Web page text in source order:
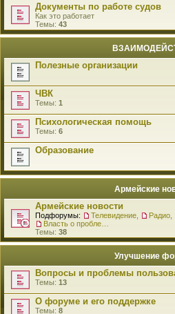
Документы по работе судов
Как это работает
Темы: 43
Полезные организации
ЧВК
Темы: 1
Психологическая помощь
Темы: 6
Образование
Армейские
Армейские новости
Подфорумы: Телевидение Радио
Темы: 38
Улучшение
Вопросы и проблемы
Темы: 13
О форуме и его поддержке
Темы: 8